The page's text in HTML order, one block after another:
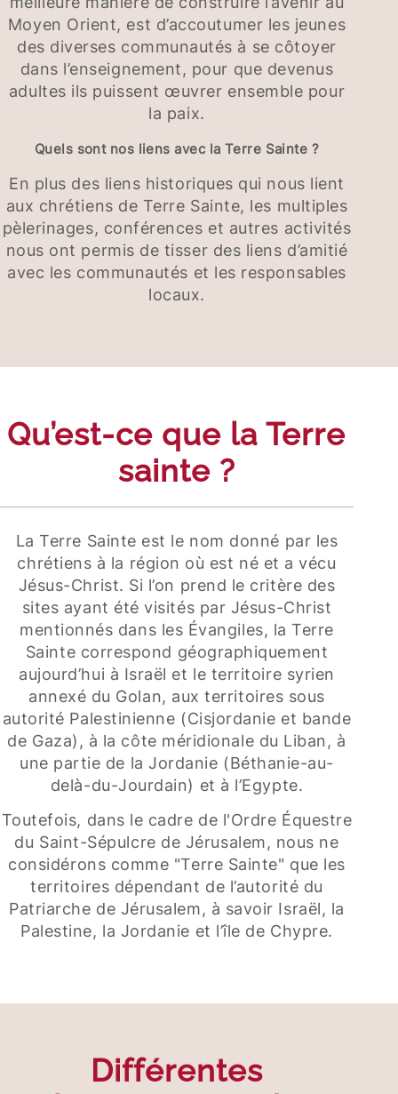
Moyen Orient, est d’accoutumer les jeunes
des diverses communautés à se côtoyer
dans l’enseignement, pour que devenus
adultes ils puissent œuvrer ensemble pour
la paix.
Quels sont nos liens avec la Terre Sainte ?
En plus des liens historiques qui nous lient
aux chrétiens de Terre Sainte, les multiples
pèlerinages, conférences et autres activités
nous ont permis de tisser des liens d’amitié
avec les communautés et les responsables
locaux.
Qu’est-ce que la Terre
sainte ?
La Terre Sainte est le nom donné par les
chrétiens à la région où est né et a vécu
Jésus-Christ. Si l’on prend le critère des
sites ayant été visités par Jésus-Christ
mentionnés dans les Évangiles, la Terre
Sainte correspond géographiquement
aujourd’hui à Israël et le territoire syrien
annexé du Golan, aux territoires sous
autorité Palestinienne (Cisjordanie et bande
de Gaza), à la côte méridionale du Liban, à
une partie de la Jordanie (Béthanie-au-
delà-du-Jourdain) et à l’Egypte.
Toutefois, dans le cadre de l'Ordre Équestre
du Saint-Sépulcre de Jérusalem, nous ne
considérons comme "Terre Sainte" que les
territoires dépendant de l’autorité du
Patriarche de Jérusalem, à savoir Israël, la
Palestine, la Jordanie et l’île de Chypre.
Différentes